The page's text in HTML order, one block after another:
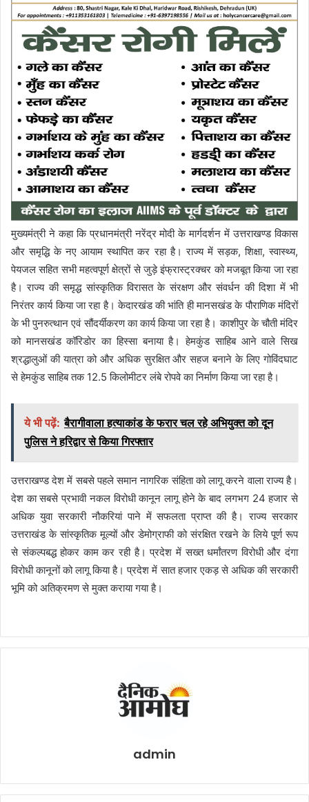
मुख्यमंत्री ने कहा कि प्रधानमंत्री नरेंद्र मोदी के मार्गदर्शन में उत्तराखण्ड विकास
और समृद्धि के नए आयाम स्थापित कर रहा है। राज्य में सड़क, शिक्षा, स्वास्थ्य,
पेयजल सहित सभी महत्वपूर्ण क्षेत्रों से जुड़े इंफ्रास्ट्रक्चर को मजबूत किया जा रहा
है। राज्य की समृद्ध सांस्कृतिक विरासत के संरक्षण और संवर्धन की दिशा में भी
निरंतर कार्य किया जा रहा है। केदारखंड की भांति ही मानसखंड के पौराणिक मंदिरों
के भी पुनरुत्थान एवं सौंदर्यीकरण का कार्य किया जा रहा है। काशीपुर के चौती मंदिर
को मानसखंड कॉरिडोर का हिस्सा बनाया है। हेमकुंड साहिब आने वाले सिख
श्रद्धालुओं की यात्रा को और अधिक सुरक्षित और सहज बनाने के लिए गोविंदघाट
से हेमकुंड साहिब तक 12.5 किलोमीटर लंबे रोपवे का निर्माण किया जा रहा है।
ये भी पढ़ें: बैरागीवाला हत्याकांड के फरार चल रहे अभियुक्त को दून
पुलिस ने हरिद्वार से किया गिरफ्तार
उत्तराखण्ड देश में सबसे पहले समान नागरिक संहिता को लागू करने वाला राज्य है।
देश का सबसे प्रभावी नकल विरोधी कानून लागू होने के बाद लगभग 24 हजार से
अधिक युवा सरकारी नौकरियां पाने में सफलता प्राप्त की है। राज्य सरकार
उत्तराखंड के सांस्कृतिक मूल्यों और डेमोग्राफी को संरक्षित रखने के लिये पूर्ण रूप
से संकल्पबद्ध होकर काम कर रही है। प्रदेश में सख्त धर्मांतरण विरोधी और दंगा
विरोधी कानूनों को लागू किया है। प्रदेश में सात हजार एकड़ से अधिक की सरकारी
भूमि को अतिक्रमण से मुक्त कराया गया है।
admin